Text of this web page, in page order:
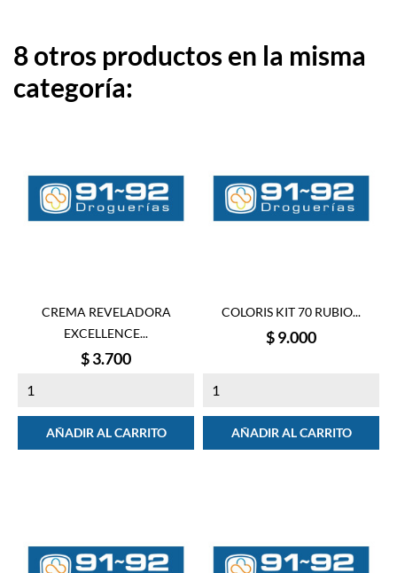
8 otros productos en la misma
categoría:
CREMA REVELADORA
EXCELLENCE...
Precio
$ 3.700
AÑADIR AL CARRITO
COLORIS KIT 70 RUBIO...
Precio
$ 9.000
AÑADIR AL CARRITO